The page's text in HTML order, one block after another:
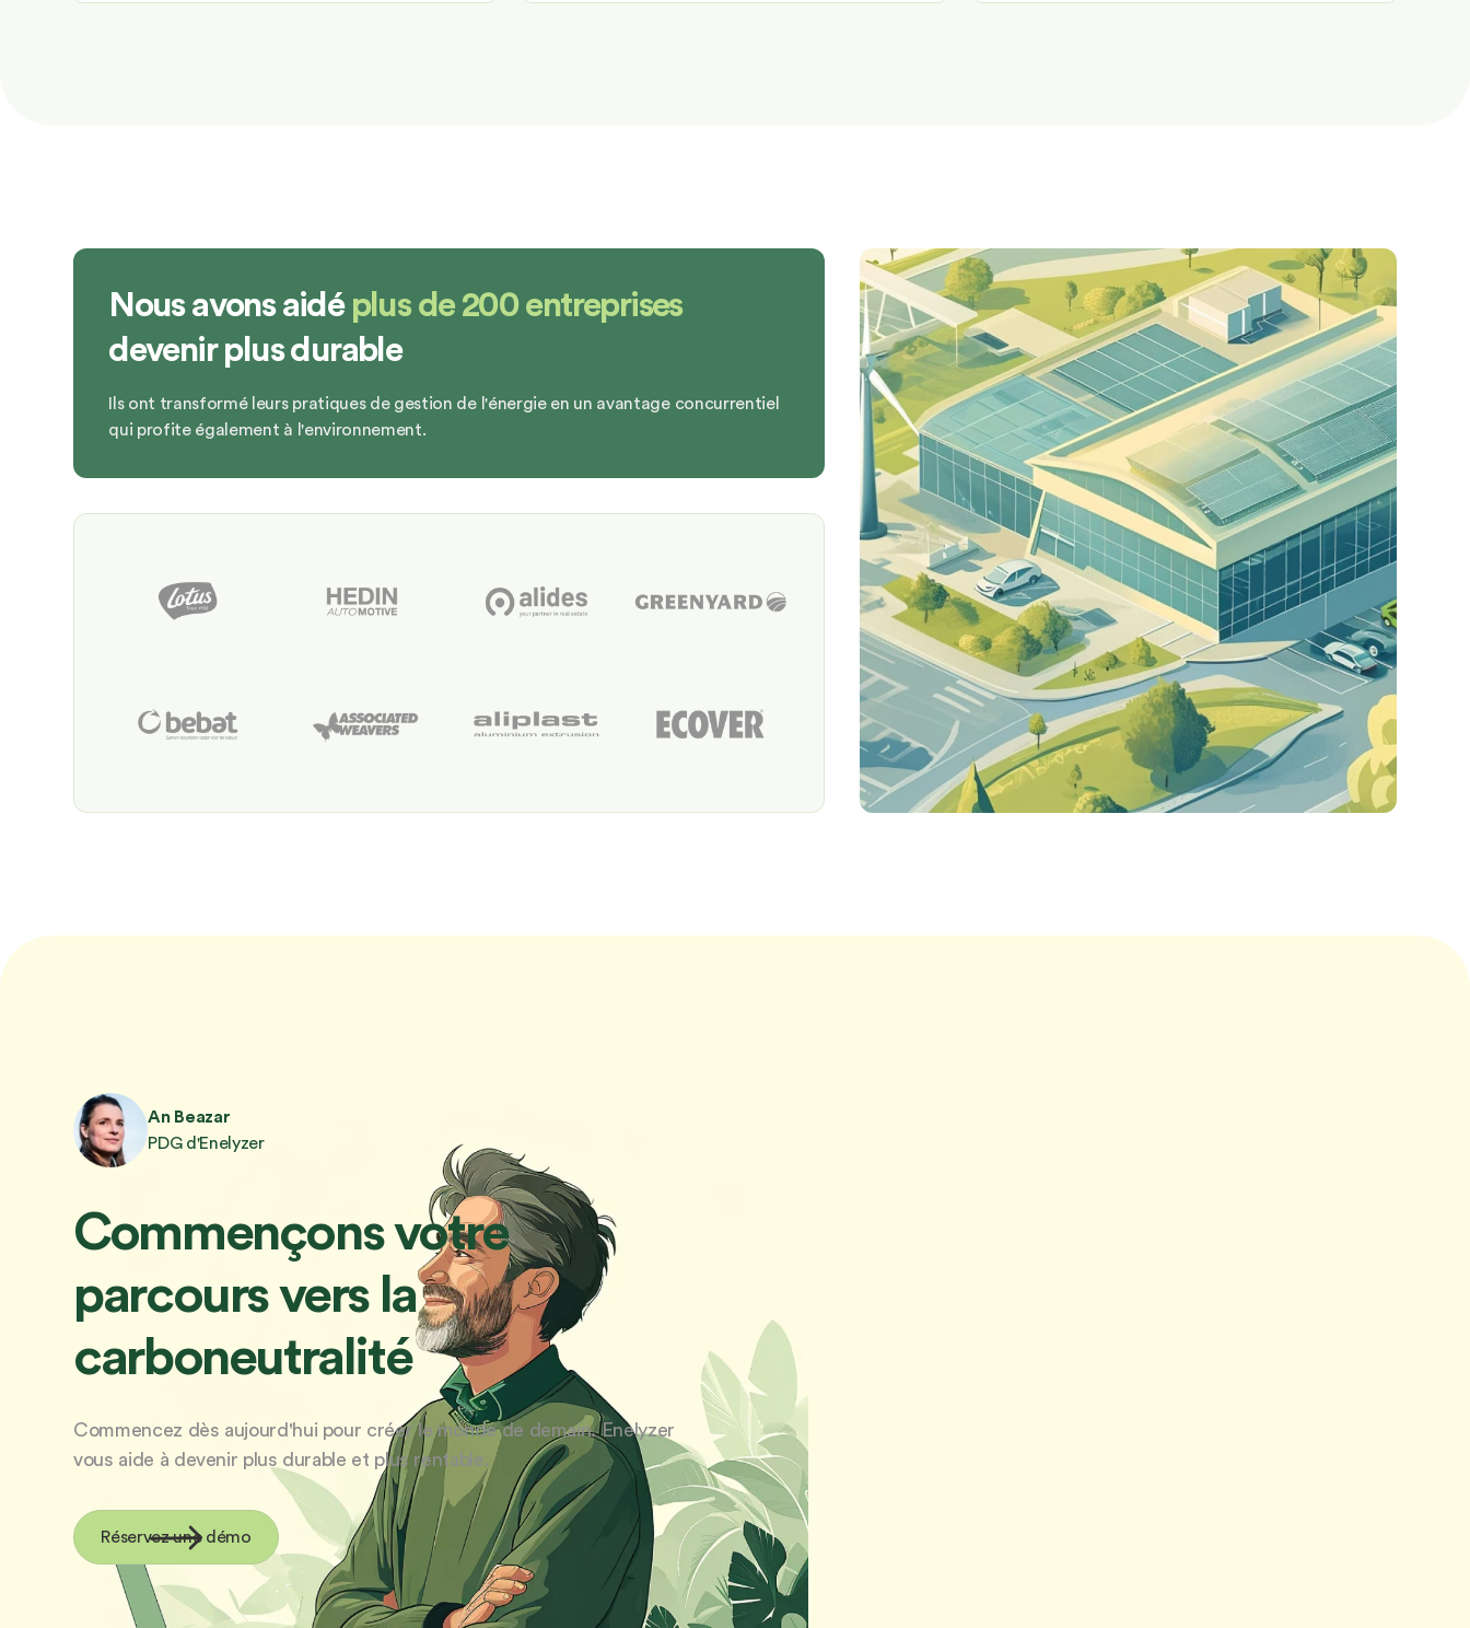
Nous avons aidé plus de 200 entreprises
devenir plus durable
Ils ont transformé leurs pratiques de gestion de l'énergie en un avantage concurrentiel
qui profite également à l'environnement.
An Beazar
PDG d'Enelyzer
Commençons votre
parcours vers la
carboneutralité
Commencez dès aujourd'hui pour créer le monde de demain. Enelyzer
vous aide à devenir plus durable et plus rentable.
Réservez une démo